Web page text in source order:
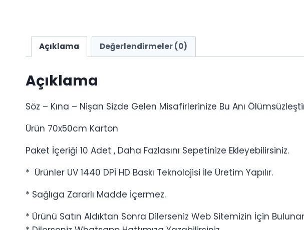
Açıklama Değerlendirmeler (0)
Açıklama
Söz – Kına – Nişan Sizde Gelen Misafirlerinize Bu Anı
Ürün 70x50cm Karton
Paket İçeriği 10 Adet , Daha Fazlasını Sepetinize Ekleyebilirsiniz.
* Ürünler UV 1440 DPİ HD Baskı Teknolojisi İle Üretim Yapılır.
* Sağlıga Zararlı Madde İçermez.
* Ürünü Satın Aldıktan Sonra Dilerseniz Web Sitemizin İçin